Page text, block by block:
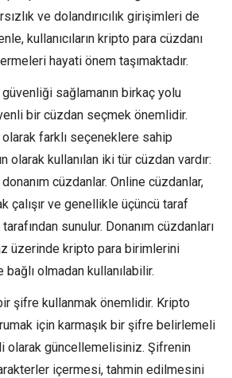
ve dolandırıcılık girişimleri de
kullanıcıların kripto para cüzdanı
hayati önem taşımaktadır.
sağlamanın birkaç yolu
bir cüzdan seçmek önemlidir.
olarak farklı seçeneklere sahip
olarak kullanılan iki tür cüzdan vardır:
cüzdanlar. Online cüzdanlar,
çalışır ve genellikle üçüncü taraf
sunulur. Donanım cüzdanları
üzerinde kripto para birimlerini
olmadan kullanılabilir.
şifre kullanmak önemlidir. Kripto
için karmaşık bir şifre belirlemeli
olarak güncellemelisiniz. Şifrenin
içermesi, tahmin edilmesini